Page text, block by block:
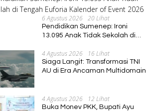
6 Agustus 2026 20 Lihat
Pendidikan Sumenep: Ironi
13.095 Anak Tidak Sekolah di
Event 2026
4 Agustus 2026 16 Lihat
Siaga Langit: Transformasi TNI
AU di Era Ancaman Multidomain
4 Agustus 2026 12 Lihat
Buka Monev PKK, Bupati Ayu